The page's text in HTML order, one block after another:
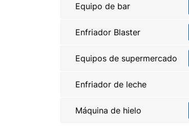
Equipo de bar
Enfriador Blaster
Equipos de supermercado
Enfriador de leche
Máquina de hielo